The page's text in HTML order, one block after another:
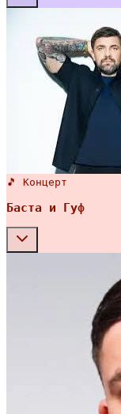
🎵 Концерт
Баста и Гуф